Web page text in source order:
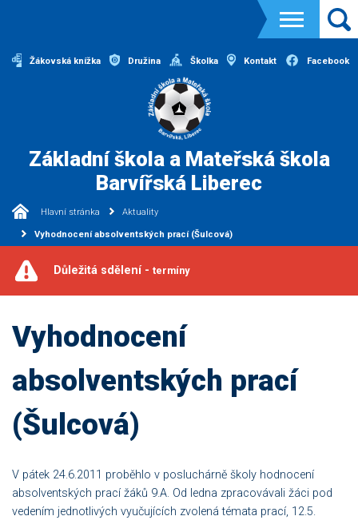
Žákovská knížka Družina Školka Kontakt Facebook
Základní škola a Mateřská škola
Barvířská Liberec
Hlavní stránka Aktuality
Vyhodnocení absolventských prací (Šulcová)
Důležitá sdělení - termíny
Vyhodnocení
absolventských prací
(Šulcová)
V pátek 24.6.2011 proběhlo v posluchárně školy hodnocení
absolventských prací žáků 9.A. Od ledna zpracovávali žáci pod
vedením jednotlivých vyučujících zvolená témata prací, 12.5.